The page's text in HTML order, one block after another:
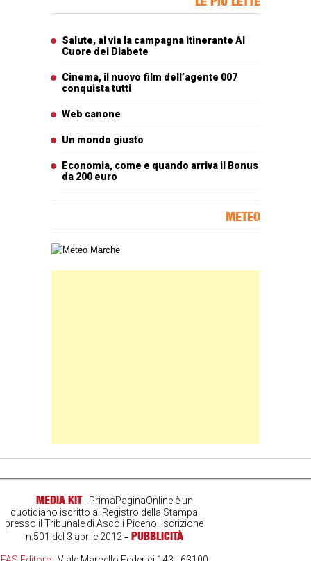
Salute, al via la campagna itinerante Al
Cuore dei Diabete
Cinema, il nuovo film dell’agente 007
conquista tutti
Web canone
Un mondo giusto
Economia, come e quando arriva il Bonus
da 200 euro
METEO
Carta meteorologica delle Marche
MEDIA KIT- PrimaPaginaOnline è un
quotidiano iscritto al Registro della Stampa
presso il Tribunale di Ascoli Piceno. Iscrizione
n.501 del 3 aprile 2012- PUBBLICITÀ